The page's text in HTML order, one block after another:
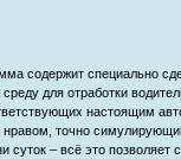
содержит специально
для отработки
настоящим
точно
– всё это позволяет